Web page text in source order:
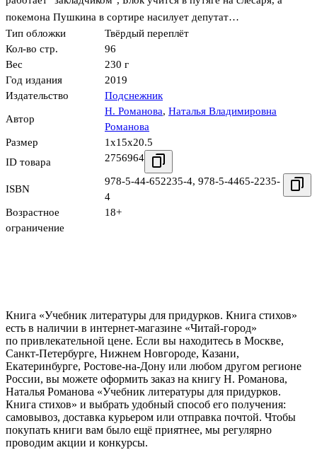
покемона Пушкина в сортире насилует депутат…
Тип обложки
Твёрдый переплёт
Кол-во стр.
96
Вес
230 г
Год издания
2019
Издательство
Подснежник
Автор
Н. Романова, Наталья Владимировна
Романова
Размер
1x15x20.5
ID товара
2756964
ISBN
978-5-44-652235-4, 978-5-4465-2235-
4
Возрастное
ограничение
18+
Книга «Учебник литературы для придурков. Книга стихов»
есть в наличии в интернет-магазине «Читай-город»
по привлекательной цене. Если вы находитесь в Москве,
Санкт-Петербурге, Нижнем Новгороде, Казани,
Екатеринбурге, Ростове-на-Дону или любом другом регионе
России, вы можете оформить заказ на книгу Н. Романова,
Наталья Романова «Учебник литературы для придурков.
Книга стихов» и выбрать удобный способ его получения:
самовывоз, доставка курьером или отправка почтой. Чтобы
покупать книги вам было ещё приятнее, мы регулярно
проводим акции и конкурсы.